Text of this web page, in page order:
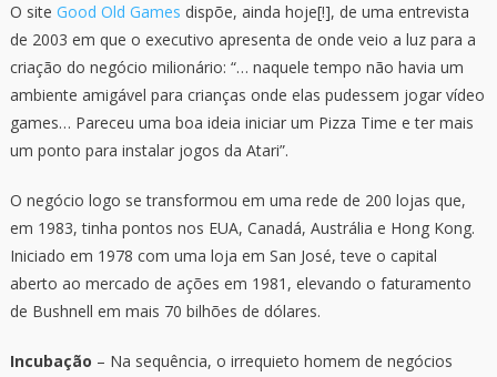
O site Good Old Games dispõe, ainda hoje[!], de uma entrevista
de 2003 em que o executivo apresenta de onde veio a luz para a
criação do negócio milionário: “… naquele tempo não havia um
ambiente amigável para crianças onde elas pudessem jogar vídeo
games… Pareceu uma boa ideia iniciar um Pizza Time e ter mais
um ponto para instalar jogos da Atari”.
O negócio logo se transformou em uma rede de 200 lojas que,
em 1983, tinha pontos nos EUA, Canadá, Austrália e Hong Kong.
Iniciado em 1978 com uma loja em San José, teve o capital
aberto ao mercado de ações em 1981, elevando o faturamento
de Bushnell em mais 70 bilhões de dólares.
Incubação – Na sequência, o irrequieto homem de negócios